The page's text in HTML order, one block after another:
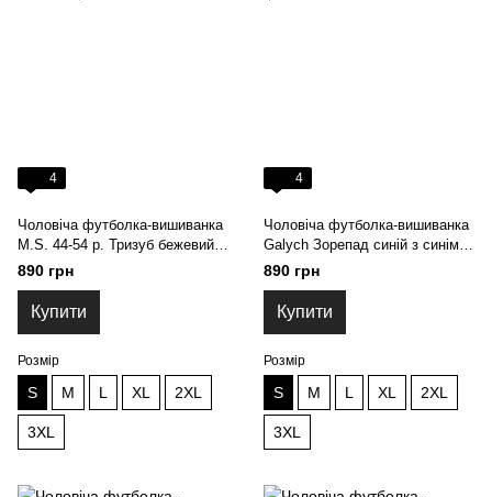
4
Чоловіча футболка-вишиванка
M.S. 44-54 р. Тризуб бежевий
M-44-S (S)
890 грн
Купити
Розмір
S M L XL 2XL
3XL
4
Чоловіча футболка-вишиванка
Galych Зорепад синій з синім
8799 (S)
890 грн
Купити
Розмір
S M L XL 2XL
3XL